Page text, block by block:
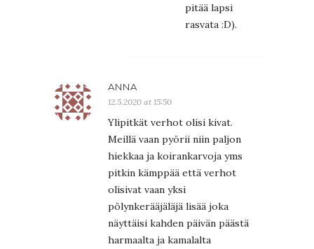
pitää lapsi
rasvata :D).
ANNA
12.5.2020 at 15:50
Ylipitkät verhot olisi kivat.
Meillä vaan pyörii niin paljon
hiekkaa ja koirankarvoja yms
pitkin kämppää että verhot
olisivat vaan yksi
pölynkerääjäläjä lisää joka
näyttäisi kahden päivän päästä
harmaalta ja kamalalta